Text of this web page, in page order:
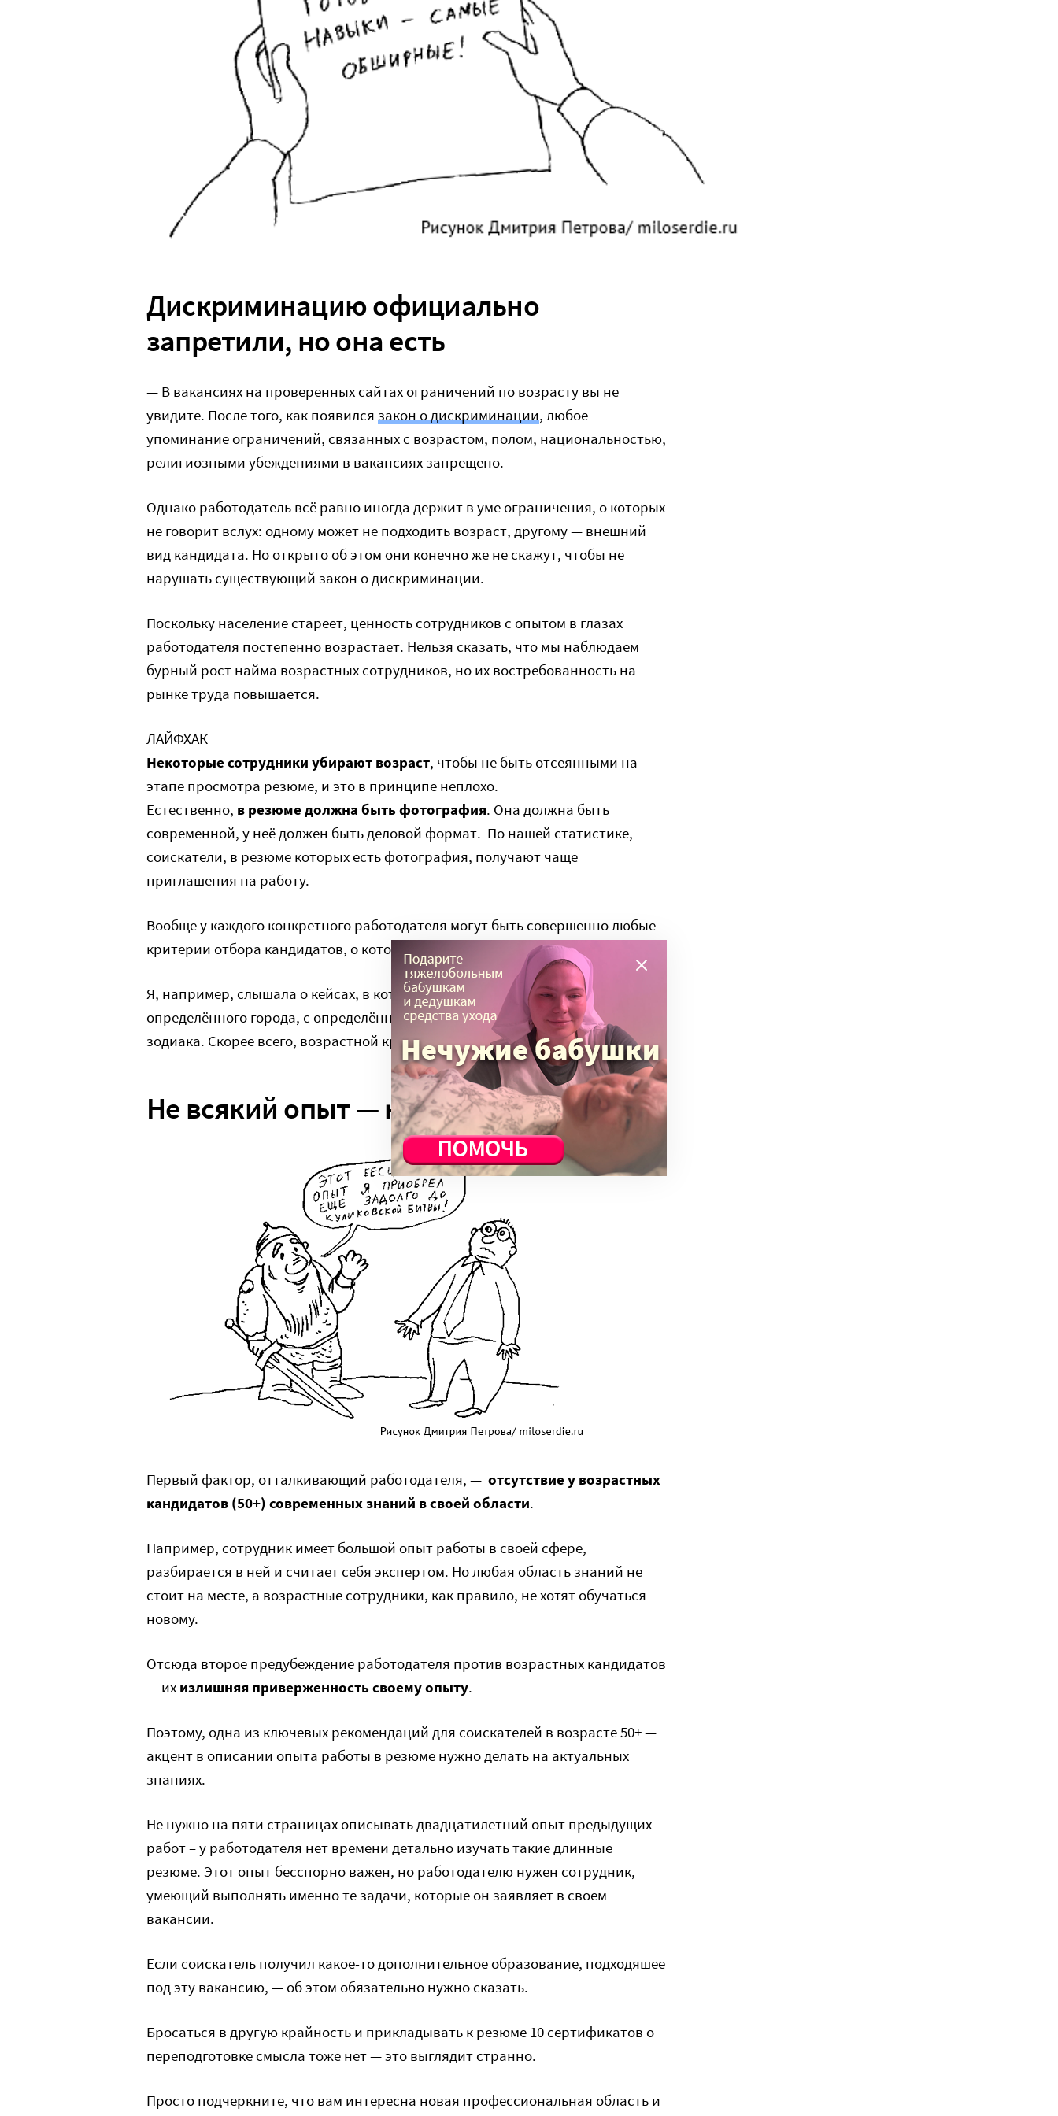
Дискриминацию официально
запретили, но она есть
— В вакансиях на проверенных сайтах ограничений по возрасту вы не
увидите. После того, как появился закон о дискриминации, любое
упоминание ограничений, связанных с возрастом, полом, национальностью,
религиозными убеждениями в вакансиях запрещено.
Однако работодатель всё равно иногда держит в уме ограничения, о которых
не говорит вслух: одному может не подходить возраст, другому — внешний
вид кандидата. Но открыто об этом они конечно же не скажут, чтобы не
нарушать существующий закон о дискриминации.
Поскольку население стареет, ценность сотрудников с опытом в глазах
работодателя постепенно возрастает. Нельзя сказать, что мы наблюдаем
бурный рост найма возрастных сотрудников, но их востребованность на
рынке труда повышается.
ЛАЙФХАК
Некоторые сотрудники убирают возраст, чтобы не быть отсеянными на
этапе просмотра резюме, и это в принципе неплохо.
Естественно, в резюме должна быть фотография. Она должна быть
современной, у неё должен быть деловой формат. По нашей статистике,
соискатели, в резюме которых есть фотография, получают чаще
приглашения на работу.
Вообще у каждого конкретного работодателя могут быть совершенно любые
критерии отбора кандидатов, о которых они не будут говорить.
Я, например, слышала о кейсах, в которых не брали на работу соискателей из
определённого города, с определённым именем или определённого знака
зодиака. Скорее всего, возрастной критерий для них также существует.
Не всякий опыт — капитал
Первый фактор, отталкивающий работодателя, — отсутствие у возрастных
кандидатов (50+) современных знаний в своей области.
Например, сотрудник имеет большой опыт работы в своей сфере,
разбирается в ней и считает себя экспертом. Но любая область знаний не
стоит на месте, а возрастные сотрудники, как правило, не хотят обучаться
новому.
Отсюда второе предубеждение работодателя против возрастных кандидатов
— их излишняя приверженность своему опыту.
Поэтому, одна из ключевых рекомендаций для соискателей в возрасте 50+ —
акцент в описании опыта работы в резюме нужно делать на актуальных
знаниях.
Не нужно на пяти страницах описывать двадцатилетний опыт предыдущих
работ – у работодателя нет времени детально изучать такие длинные
резюме. Этот опыт бесспорно важен, но работодателю нужен сотрудник,
умеющий выполнять именно те задачи, которые он заявляет в своем
вакансии.
Если соискатель получил какое-то дополнительное образование, подходяшее
под эту вакансию, — об этом обязательно нужно сказать.
Бросаться в другую крайность и прикладывать к резюме 10 сертификатов о
переподготовке смысла тоже нет — это выглядит странно.
Просто подчеркните, что вам интересна новая профессиональная область и